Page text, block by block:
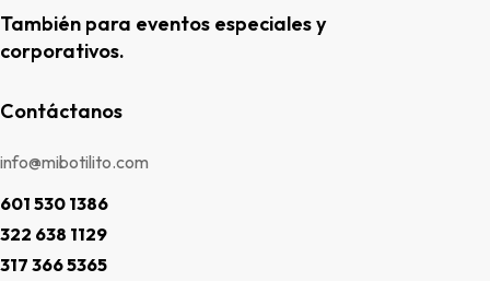
También para eventos especiales y
corporativos.
Contáctanos
info@mibotilito.com
601 530 1386
322 638 1129
317 366 5365